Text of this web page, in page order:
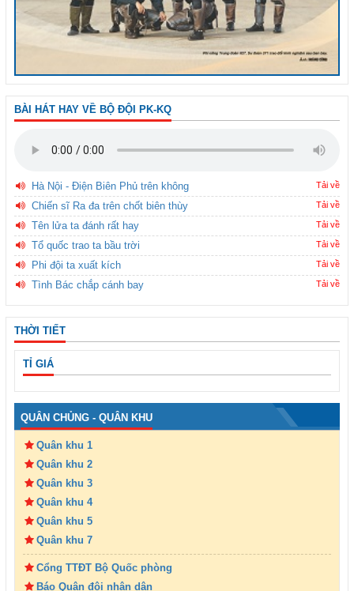
BÀI HÁT HAY VỀ BỘ ĐỘI PK-KQ
Hà Nội - Điện Biên Phủ trên không Tải về
Chiến sĩ Ra đa trên chốt biên thùy Tải về
Tên lửa ta đánh rất hay Tải về
Tổ quốc trao ta bầu trời Tải về
Phi đội ta xuất kích Tải về
Tình Bác chắp cánh bay Tải về
THỜI TIẾT
TỈ GIÁ
QUÂN CHỦNG - QUÂN KHU
Quân khu 1
Quân khu 2
Quân khu 3
Quân khu 4
Quân khu 5
Quân khu 7
Cổng TTĐT Bộ Quốc phòng
Báo Quân đội nhân dân